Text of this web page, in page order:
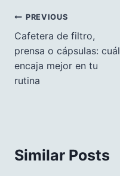
Navegación
de
entradas
PREVIOUS
Cafetera de filtro,
prensa o cápsulas: cuál
encaja mejor en tu
rutina
Similar Posts